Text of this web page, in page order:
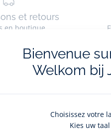
et retours
en boutique
Jacadi : ventes privées,
Bienvenue
Welkom bij
Choisissez votre
Kies uw taal